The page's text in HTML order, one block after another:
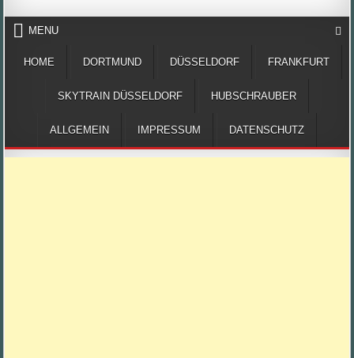
MENU
HOME DORTMUND DÜSSELDORF FRANKFURT
SKYTRAIN DÜSSELDORF HUBSCHRAUBER
ALLGEMEIN IMPRESSUM DATENSCHUTZ